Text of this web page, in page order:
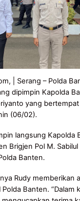
| Serang – Polda
dipimpin Kapolda
yang
(06/02).
langsung Kapolda
Brigjen Pol M.
Banten.
Rudy memberikan
Banten. “Dalam